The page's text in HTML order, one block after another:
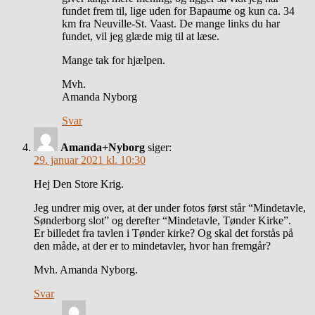
fundet frem til, lige uden for Bapaume og kun ca. 34
km fra Neuville-St. Vaast. De mange links du har
fundet, vil jeg glæde mig til at læse.
Mange tak for hjælpen.
Mvh.
Amanda Nyborg
Svar
Amanda+Nyborg siger:
29. januar 2021 kl. 10:30
Hej Den Store Krig.
Jeg undrer mig over, at der under fotos først står “Mindetavle,
Sønderborg slot” og derefter “Mindetavle, Tønder Kirke”.
Er billedet fra tavlen i Tønder kirke? Og skal det forstås på
den måde, at der er to mindetavler, hvor han fremgår?
Mvh. Amanda Nyborg.
Svar